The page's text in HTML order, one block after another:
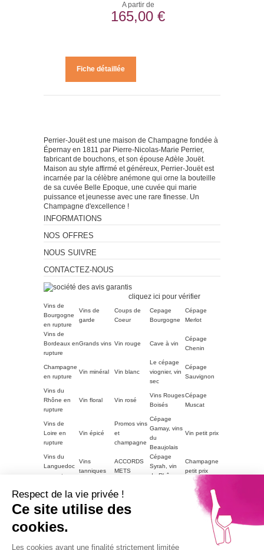
A partir de
165,00 €
Fiche détaillée
Perrier-Jouët est une maison de Champagne fondée à
Épernay en 1811 par Pierre-Nicolas-Marie Perrier,
fabricant de bouchons, et son épouse Adèle Jouët.
Maison au style affirmé et généreux, Perrier-Jouët est
incarnée par la célèbre anémone qui orne la bouteille
de sa cuvée Belle Epoque, une cuvée qui marie
puissance et jeunesse avec une rare finesse. Un
Champagne d'excellence !
INFORMATIONS
NOS OFFRES
NOUS SUIVRE
CONTACTEZ-NOUS
cliquez ici pour vérifier.
Vins de
Bourgogne
en rupture
Vins de
garde
Coups de
Coeur
Cepage
Bourgogne
Cépage
Merlot
Vins de
Bordeaux en
rupture
Grands vins Vin rouge Cave à vin
Cépage
Chenin
Champagne
en rupture
Vin minéral Vin blanc
Le cépage
viognier, vin
sec
Cépage
Sauvignon
Vins du
Rhône en
rupture
Vin floral Vin rosé
Vins Rouges
Boisés
Cépage
Muscat
Vins de
Loire en
rupture
Vin épicé
Promos vins
et
champagne
Cépage
Gamay, vins
du
Beaujolais
Vin petit prix
Vins du
Languedoc
en rupture
Vins
tanniques
ACCORDS
METS
Cépage
Syrah, vin
du Rhône
Champagne
petit prix
régions en
rupture
Vins
moelleux
LE VIN PAR
GOUTS
Vin blanc
petit prix
Vins de
Bourgogne
en rupture
Vins rouge
Respect de la vie privée !
Ce site utilise des
cookies.
Les cookies ayant une finalité strictement limitée